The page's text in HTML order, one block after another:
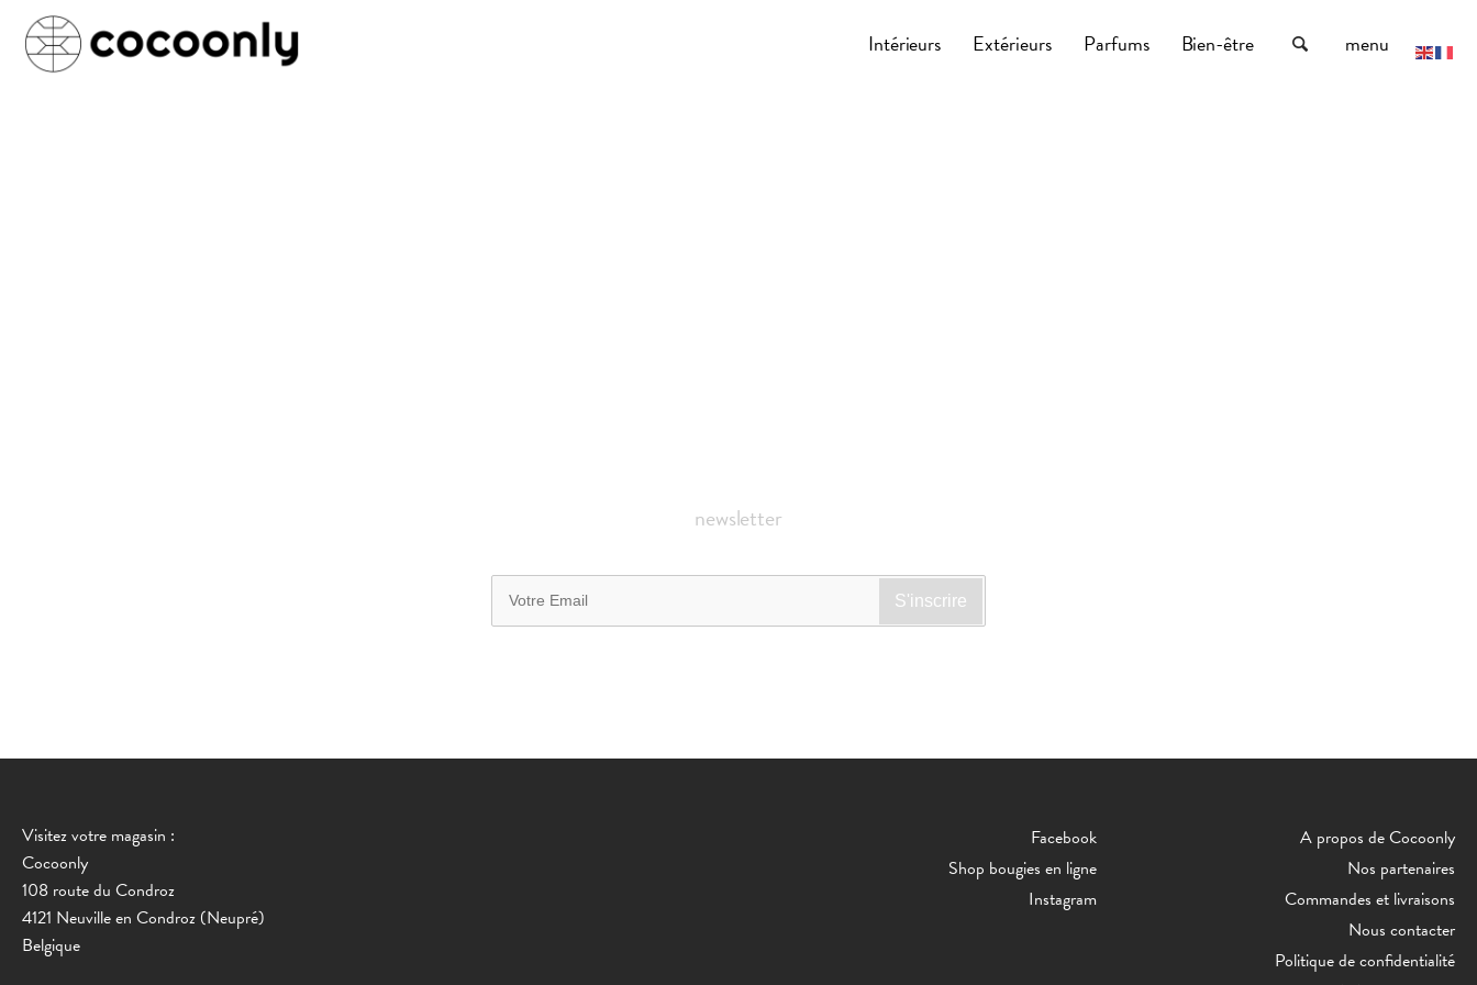
Intérieurs Extérieurs Parfums Bien-être menu
newsletter
Visitez votre magasin :
Cocoonly
108 route du Condroz
4121 Neuville en Condroz (Neupré)
Belgique
Facebook
Shop bougies en ligne
Instagram
A propos de Cocoonly
Nos partenaires
Commandes et livraisons
Nous contacter
Politique de confidentialité